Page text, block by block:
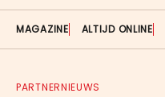
MAGAZINE ALTIJD ONLINE
PARTNERNIEUWS